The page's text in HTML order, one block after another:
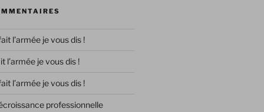
l’armée je vous dis !
l’armée je vous dis !
l’armée je vous dis !
professionnelle